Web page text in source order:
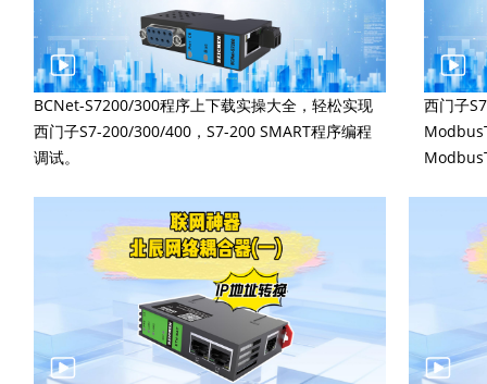
BCNet-S7200/300程序上下载实操大全，轻松实现
西门子S7-200/300/400，S7-200 SMART程序编程
调试。
西门子